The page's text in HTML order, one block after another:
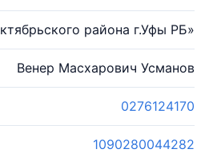
района г.Уфы РБ»
Венер Масхарович Усманов
0276124170
1090280044282